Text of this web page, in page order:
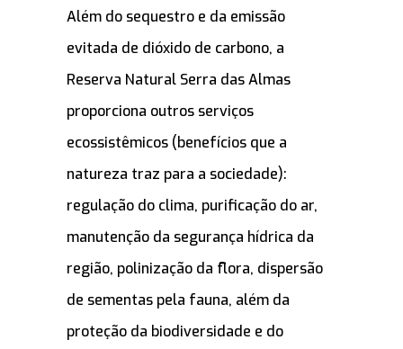
Além do sequestro e da emissão
evitada de dióxido de carbono, a
Reserva Natural Serra das Almas
proporciona outros serviços
ecossistêmicos (benefícios que a
natureza traz para a sociedade):
regulação do clima, purificação do ar,
manutenção da segurança hídrica da
região, polinização da flora, dispersão
de sementas pela fauna, além da
proteção da biodiversidade e do